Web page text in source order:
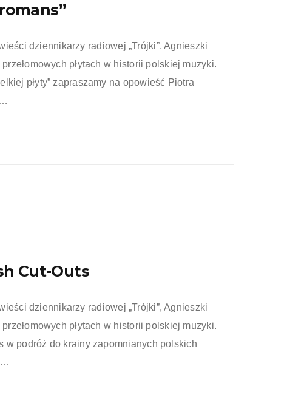
dziennikarzy radiowej „Trójki”, Agnieszki
płytach w historii polskiej muzyki.
płyty” zapraszamy na opowieść Piotra
Cut-Outs
dziennikarzy radiowej „Trójki”, Agnieszki
płytach w historii polskiej muzyki.
w podróż do krainy zapomnianych polskich
…